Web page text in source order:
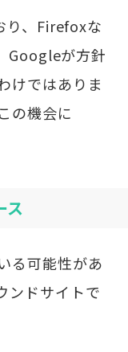
り、Firefoxな
Googleが方針
けではありま
の機会に
ス
る可能性があ
ンドサイトで